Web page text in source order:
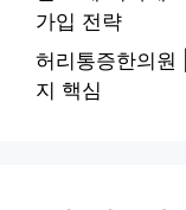
가입 전략
허리통증한의원
지 핵심